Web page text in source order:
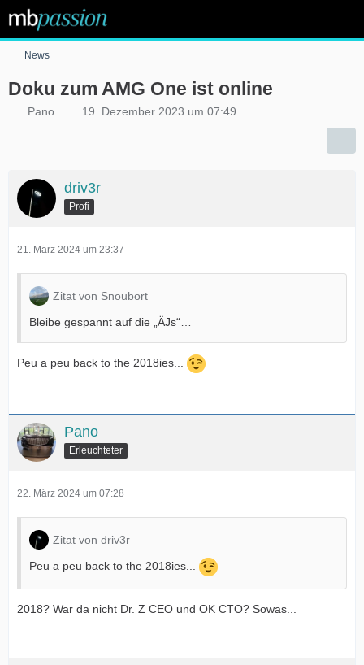
News
Doku zum AMG One ist online
Pano 19. Dezember 2023 um 07:49
driv3r
Profi
21. März 2024 um 23:37
Zitat von Snoubort
Bleibe gespannt auf die „ÄJs“…
Peu a peu back to the 2018ies...
Pano
Erleuchteter
22. März 2024 um 07:28
Zitat von driv3r
Peu a peu back to the 2018ies...
2018? War da nicht Dr. Z CEO und OK CTO? Sowas...